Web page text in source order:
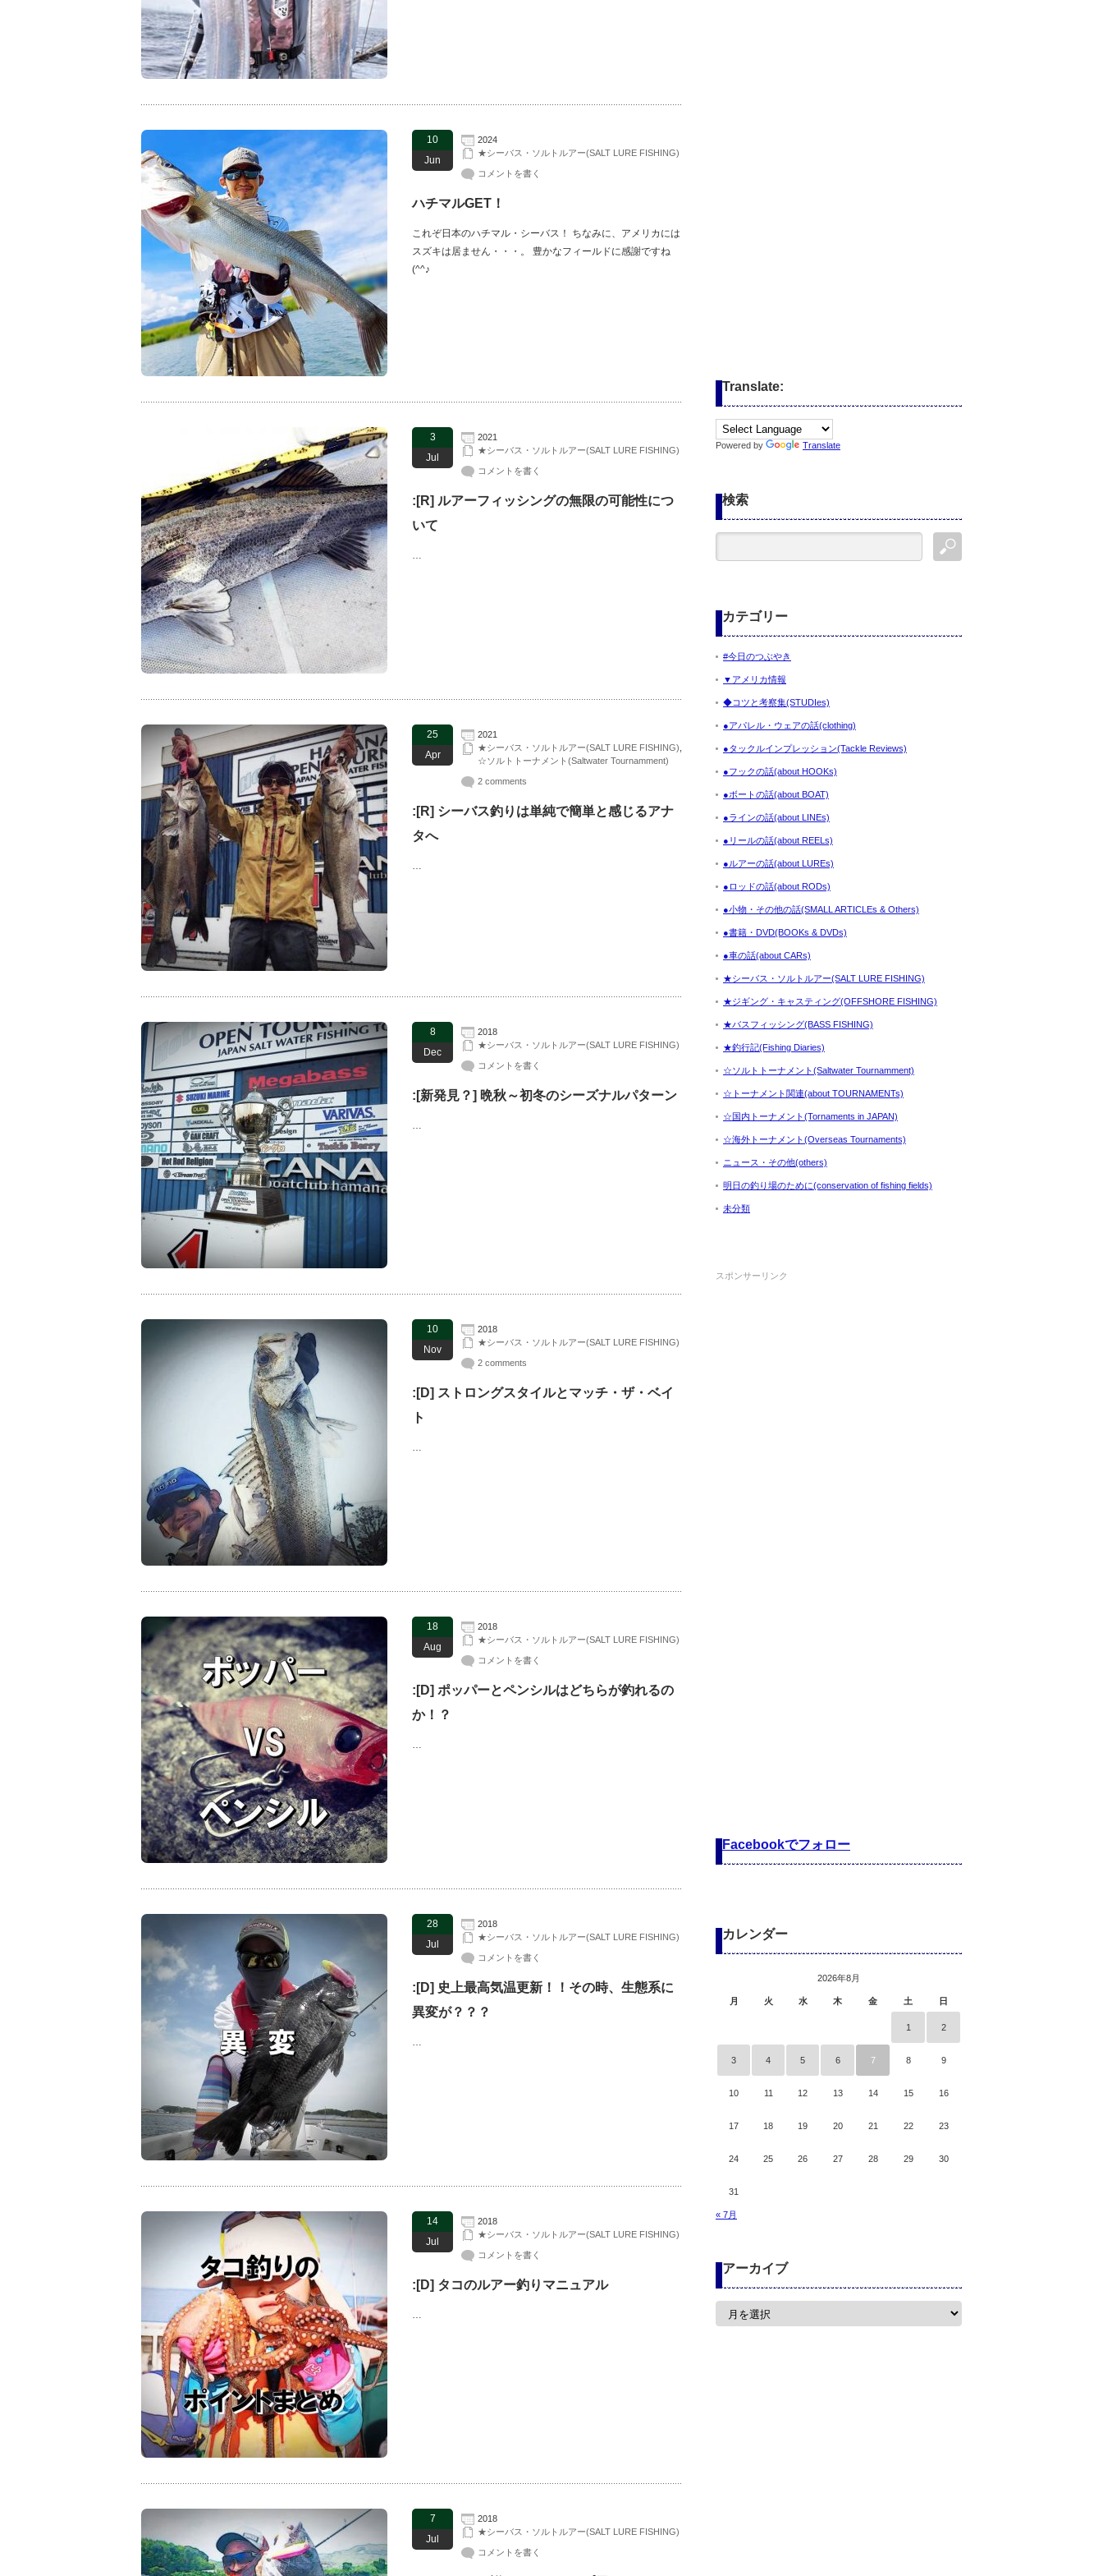
10
Jun
2024
★シーバス・ソルトルアー(SALT LURE FISHING)
コメントを書く
ハチマルGET！
これぞ日本のハチマル・シーバス！ ちなみに、アメリカには
スズキは居ません・・・。 豊かなフィールドに感謝ですね
(^^♪
3
Jul
2021
★シーバス・ソルトルアー(SALT LURE FISHING)
コメントを書く
:[R] ルアーフィッシングの無限の可能性につ
いて
…
25
Apr
2021
★シーバス・ソルトルアー(SALT LURE FISHING)
☆ソルトトーナメント(Saltwater Tournamment)
2 comments
:[R] シーバス釣りは単純で簡単と感じるアナ
タへ
…
8
Dec
2018
★シーバス・ソルトルアー(SALT LURE FISHING)
コメントを書く
:[新発見？] 晩秋～初冬のシーズナルパターン
…
10
Nov
2018
★シーバス・ソルトルアー(SALT LURE FISHING)
2 comments
:[D] ストロングスタイルとマッチ・ザ・ベイ
ト
…
18
Aug
2018
★シーバス・ソルトルアー(SALT LURE FISHING)
コメントを書く
:[D] ポッパーとペンシルはどちらが釣れるの
か！？
…
28
Jul
2018
★シーバス・ソルトルアー(SALT LURE FISHING)
コメントを書く
:[D] 史上最高気温更新！！その時、生態系に
異変が？？？
…
14
Jul
2018
★シーバス・ソルトルアー(SALT LURE FISHING)
コメントを書く
:[D] タコのルアー釣りマニュアル
…
7
Jul
2018
★シーバス・ソルトルアー(SALT LURE FISHING)
コメントを書く
Translate:
Powered by Translate
検索
カテゴリー
#今日のつぶやき
▼アメリカ情報
◆コツと考察集(STUDIes)
●アパレル・ウェアの話(clothing)
●タックルインプレッション(Tackle Reviews)
●フックの話(about HOOKs)
●ボートの話(about BOAT)
●ラインの話(about LINEs)
●リールの話(about REELs)
●ルアーの話(about LUREs)
●ロッドの話(about RODs)
●小物・その他の話(SMALL ARTICLEs & Others)
●書籍・DVD(BOOKs & DVDs)
●車の話(about CARs)
★シーバス・ソルトルアー(SALT LURE FISHING)
★ジギング・キャスティング(OFFSHORE FISHING)
★バスフィッシング(BASS FISHING)
★釣行記(Fishing Diaries)
☆ソルトトーナメント(Saltwater Tournamment)
☆トーナメント関連(about TOURNAMENTs)
☆国内トーナメント(Tornaments in JAPAN)
☆海外トーナメント(Overseas Tournaments)
ニュース・その他(others)
明日の釣り場のために(conservation of fishing fields)
未分類
スポンサーリンク
Facebookでフォロー
カレンダー
2026年8月
月 火 水 木 金 土 日
1 2
3 4 5 6 7 8 9
10 11 12 13 14 15 16
17 18 19 20 21 22 23
24 25 26 27 28 29 30
31
« 7月
アーカイブ
ア